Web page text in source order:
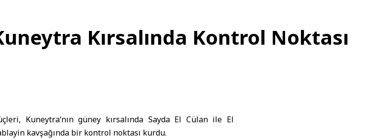
Kırsalında Kontrol Noktası
Kuneytra‘nın güney kırsalında Sayda El Cülan ile El
kavşağında bir kontrol noktası kurdu.